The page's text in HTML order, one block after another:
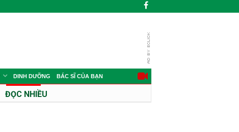
DINH DƯỠNG BÁC SĨ CỦA BẠN
ĐỌC NHIỀU